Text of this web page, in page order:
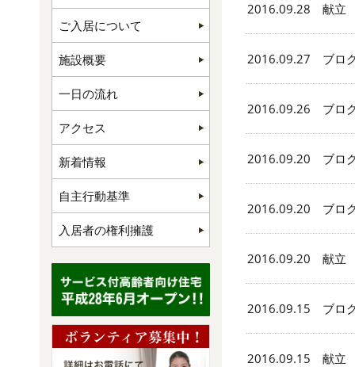
2016.09.28 献立
2016.09.27 ブロ
2016.09.26 ブロ
2016.09.20 ブロ
2016.09.20 ブロ
2016.09.20 献立
2016.09.15 ブロ
2016.09.15 献立
ご入居について
施設概要
一日の流れ
アクセス
新着情報
自主行動基準
入居者の権利擁護